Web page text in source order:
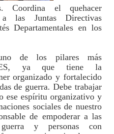
Coordina el quehacer
a las Juntas Directivas
Departamentales en los
de los pilares más
ya que tiene la
organizado y fortalecido
de guerra. Debe trabajar
ese espíritu organizativo y
sociales de nuestro
de empoderar a las
y personas con